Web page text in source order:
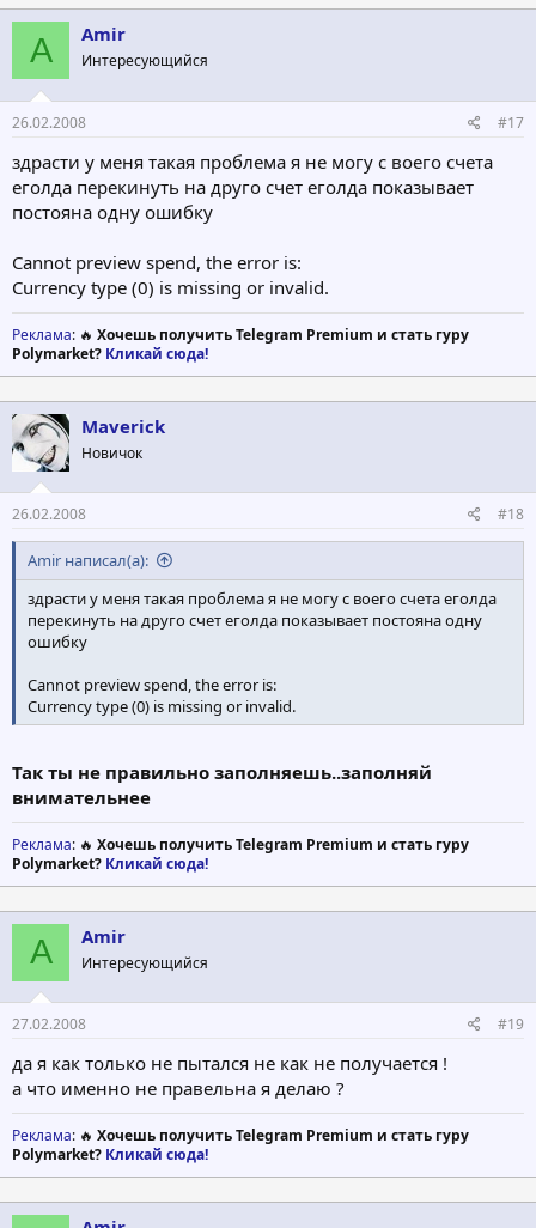
A Amir
Интересующийся
26.02.2008 #17
здрасти у меня такая проблема я не могу с воего счета
еголда перекинуть на друго счет еголда показывает
постояна одну ошибку
Cannot preview spend, the error is:
Currency type (0) is missing or invalid.
Реклама: 🔥 Хочешь получить Telegram Premium и стать гуру
Polymarket? Кликай сюда!
Maverick
Новичок
26.02.2008 #18
Amir написал(а):
здрасти у меня такая проблема я не могу с воего счета еголда
перекинуть на друго счет еголда показывает постояна одну
ошибку
Cannot preview spend, the error is:
Currency type (0) is missing or invalid.
Так ты не правильно заполняешь..заполняй
внимательнее
Реклама: 🔥 Хочешь получить Telegram Premium и стать гуру
Polymarket? Кликай сюда!
A Amir
Интересующийся
27.02.2008 #19
да я как только не пытался не как не получается !
а что именно не правельна я делаю ?
Реклама: 🔥 Хочешь получить Telegram Premium и стать гуру
Polymarket? Кликай сюда!